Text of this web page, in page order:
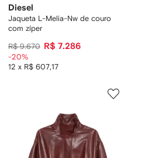
Diesel
Jaqueta L-Melia-Nw de couro
com zíper
R$ 9.670 R$ 7.286
12 x R$ 607,17
-20%